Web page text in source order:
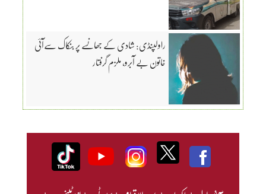
راولپنڈی: شادی کے جھانسے پر بنکاک سےآئی
خاتون بے آبرو، ملزم گرفتار